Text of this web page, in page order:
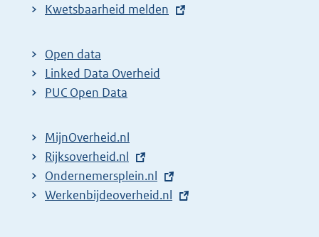
E
t
e
r
l
i
n
k
Kwetsbaarheid melden
Open data
Linked Data Overheid
PUC Open Data
MijnOverheid.nl
E
x
t
Rijksoverheid.nl
E
x
Ondernemersplein.nl
E
Werkenbijdeoverheid.nl